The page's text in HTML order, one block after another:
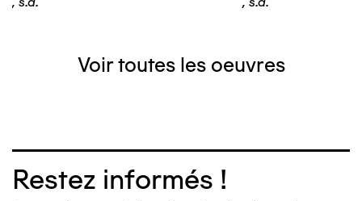
Voir toutes les oeuvres
Restez informés !